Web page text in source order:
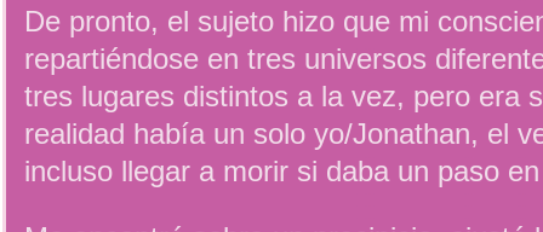
De pronto, el sujeto hizo que mi
repartiéndose en tres universos
tres lugares distintos a la vez, pero era
realidad había un solo yo/Jonathan, el
incluso llegar a morir si daba un paso